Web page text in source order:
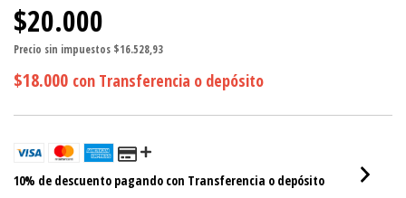
$20.000
Precio sin impuestos $16.528,93
$18.000 con Transferencia o depósito
10% de descuento pagando con Transferencia o depósito